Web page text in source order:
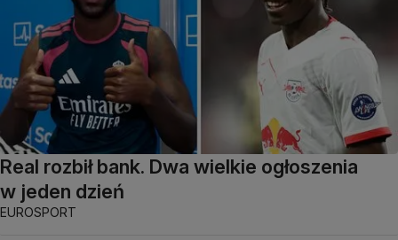
Real rozbił bank. Dwa wielkie ogłoszenia
w jeden dzień
EUROSPORT